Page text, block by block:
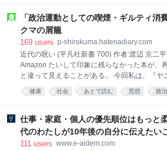
いる」を明確に伝えることが
の悪いことは聞こえないみたいだ。話を聞く
ーム対応で向かった客先で理不尽なほど激烈に
たらしい。 問題はS県で給食業務を受託してい
に通ってなくて赤いままだったのだ。施設利用
く前の検食で発覚したので実害はなかった。
てその場で謝罪、ただちに調理し直して提供
設からは原因の究明と対応策を求められた。
対応がなされないなら解約も考える
「政治運動としての喫煙・ギルティ消
クマの屑籠
169 users p-shirokuma.hatenadiary.com
近代の呪い (平凡社新書 700) 作者:渡辺 京二
Amazon たいして印象に残らなかった本が、
と違って見えることがある。 今回私は、『ヤ
や『ドカ食いダイスキ！もちづきさん』を思
がら上掲新書を再読し、前と違う印象を得た
（否、そうではない） この『近代の呪い』と
は、そのタイトルどおり近代という時代、近
体制に対してけっこう手厳しい感じの本だ。近
健康 社会 あとで読む 思想 政治
仕事・家庭・個人の優先順位はもっと
代のわたしが10年後の自分に伝えたい
イーアイデム
111 users www.e-aidem.com